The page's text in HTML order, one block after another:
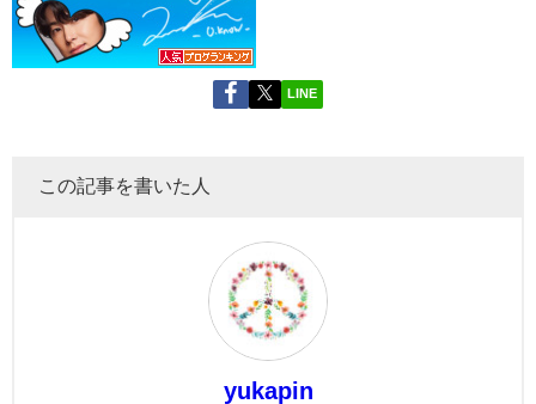
LINE
この記事を書いた人
yukapin